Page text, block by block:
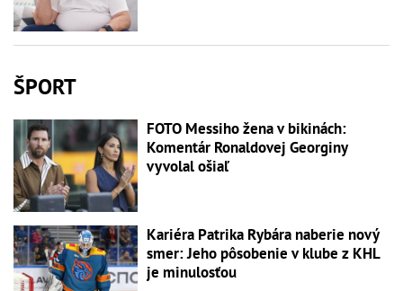
ŠPORT
FOTO Messiho žena v bikinách:
Komentár Ronaldovej Georginy
vyvolal ošiaľ
Kariéra Patrika Rybára naberie nový
smer: Jeho pôsobenie v klube z KHL
je minulosťou